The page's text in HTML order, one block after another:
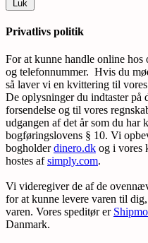
Luk
Privatlivs politik
For at kunne handle online hos
og telefonnummer. Hvis du
så laver vi en kvittering til
De oplysninger du indtaster på
forsendelse og til vores
udgangen af det år som du har
bogføringslovens § 10. Vi
bogholderdinero.dk og i vores
hostes afsimply.com.
Vi videregiver de af de
for at kunne levere varen til
varen. Vores speditør er
Danmark.